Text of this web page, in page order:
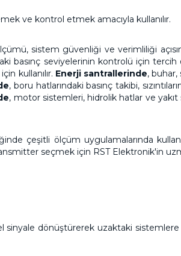
ve kontrol etmek amacıyla kullanılır.
sistem güvenliği ve verimliliği
basınç seviyelerinin kontrolü için tercih
kullanılır. Enerji santrallerinde,
, boru hatlarındaki basınç takibi,
, motor sistemleri, hidrolik hatlar ve
çeşitli ölçüm uygulamalarında
seçmek için RST Elektronik'in
dönüştürerek uzaktaki